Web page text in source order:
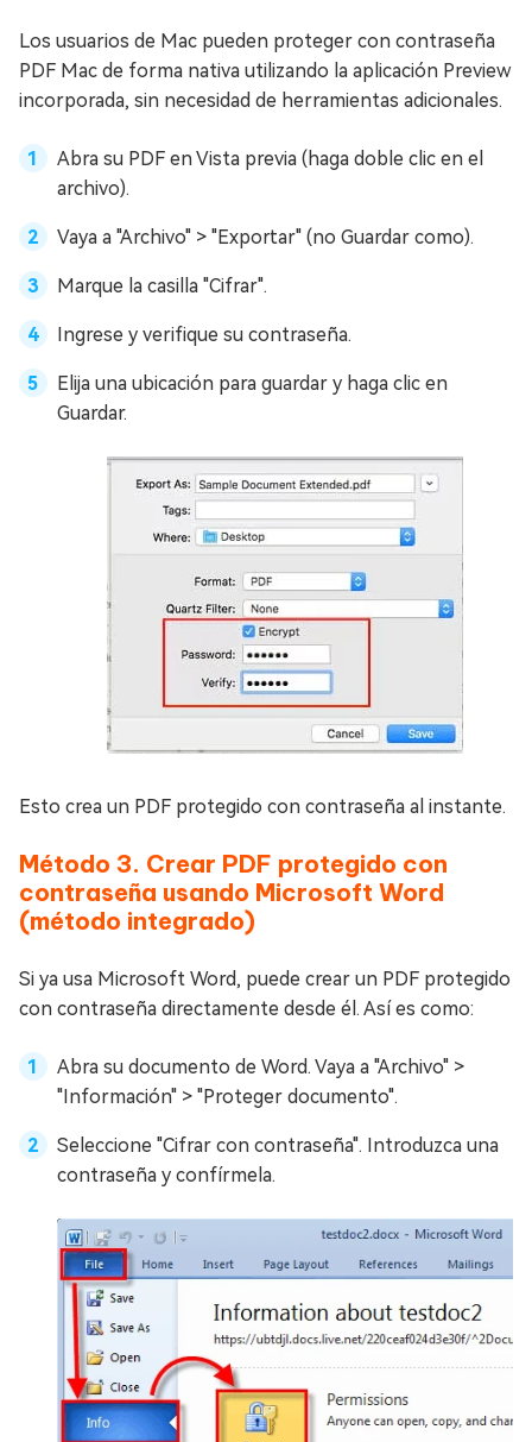
Los usuarios de Mac pueden proteger con contraseña
PDF Mac de forma nativa utilizando la aplicación Preview
incorporada, sin necesidad de herramientas adicionales.
Abra su PDF en Vista previa (haga doble clic en el
archivo).
Vaya a "Archivo" > "Exportar" (no Guardar como).
Marque la casilla "Cifrar".
Ingrese y verifique su contraseña.
Elija una ubicación para guardar y haga clic en
Guardar.
Esto crea un PDF protegido con contraseña al instante.
Método 3. Crear PDF protegido con
contraseña usando Microsoft Word
(método integrado)
Si ya usa Microsoft Word, puede crear un PDF protegido
con contraseña directamente desde él. Así es como:
Abra su documento de Word. Vaya a "Archivo" >
"Información" > "Proteger documento".
Seleccione "Cifrar con contraseña". Introduzca una
contraseña y confírmela.